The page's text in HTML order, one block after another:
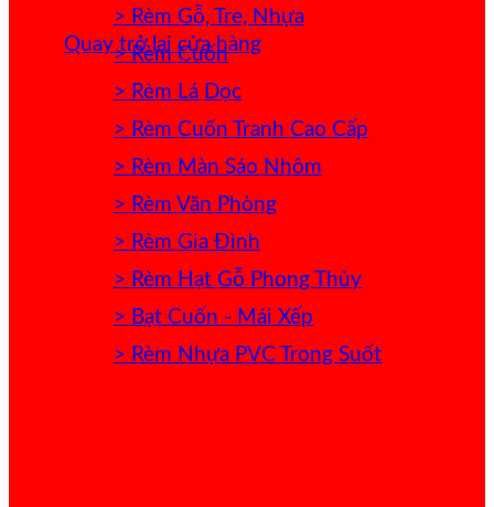
Quay trở lại cửa hàng
> Rèm Gỗ, Tre, Nhựa
> Rèm Cuốn
> Rèm Lá Dọc
> Rèm Cuốn Tranh Cao Cấp
> Rèm Màn Sáo Nhôm
> Rèm Văn Phòng
> Rèm Gia Đình
> Rèm Hạt Gỗ Phong Thủy
> Bạt Cuốn - Mái Xếp
> Rèm Nhựa PVC Trong Suốt